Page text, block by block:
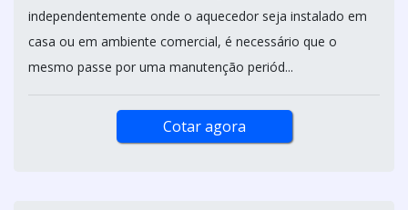
independentemente onde o aquecedor seja instalado em
casa ou em ambiente comercial, é necessário que o
mesmo passe por uma manutenção periód...
Cotar agora